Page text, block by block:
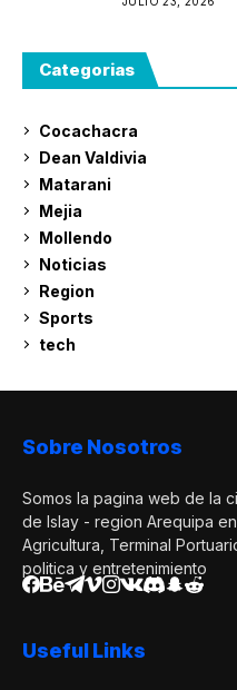
Categorias
Cocachacra
Dean Valdivia
Matarani
Mejia
Mollendo
Noticias
Region
Sports
tech
Sobre Nosotros
Somos la pagina web de la
de Islay - region Arequipa
Agricultura, Terminal
politica y entretenimiento
Useful Links